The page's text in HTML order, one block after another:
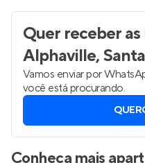
Quer receber
Alphaville,
Vamos enviar por
você está procurando.
Conheça mais